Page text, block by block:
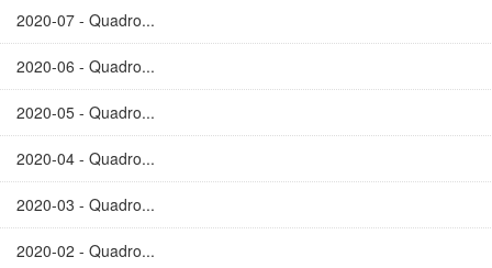
2020-07 - Quadro...
2020-06 - Quadro...
2020-05 - Quadro...
2020-04 - Quadro...
2020-03 - Quadro...
2020-02 - Quadro...